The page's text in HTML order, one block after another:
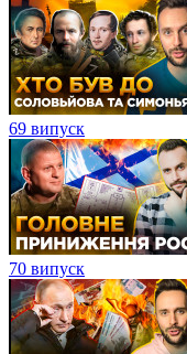
69 випуск
70 випуск